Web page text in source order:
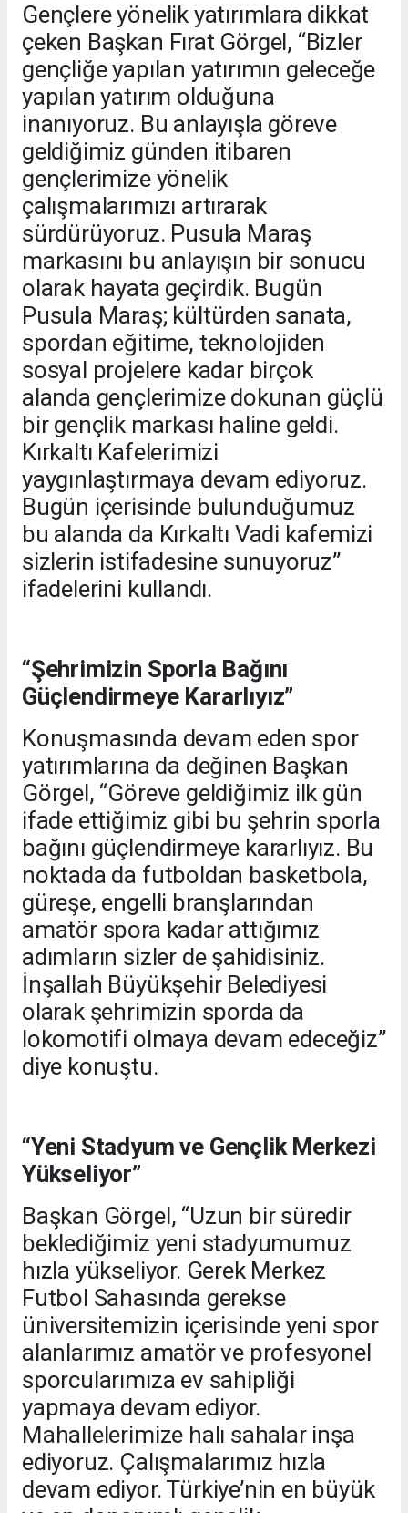
Gençlere yönelik yatırımlara dikkat
çeken Başkan Fırat Görgel, “Bizler
gençliğe yapılan yatırımın geleceğe
yapılan yatırım olduğuna
inanıyoruz. Bu anlayışla göreve
geldiğimiz günden itibaren
gençlerimize yönelik
çalışmalarımızı artırarak
sürdürüyoruz. Pusula Maraş
markasını bu anlayışın bir sonucu
olarak hayata geçirdik. Bugün
Pusula Maraş; kültürden sanata,
spordan eğitime, teknolojiden
sosyal projelere kadar birçok
alanda gençlerimize dokunan güçlü
bir gençlik markası haline geldi.
Kırkaltı Kafelerimizi
yaygınlaştırmaya devam ediyoruz.
Bugün içerisinde bulunduğumuz
bu alanda da Kırkaltı Vadi kafemizi
sizlerin istifadesine sunuyoruz”
ifadelerini kullandı.
“Şehrimizin Sporla Bağını
Güçlendirmeye Kararlıyız”
Konuşmasında devam eden spor
yatırımlarına da değinen Başkan
Görgel, “Göreve geldiğimiz ilk gün
ifade ettiğimiz gibi bu şehrin sporla
bağını güçlendirmeye kararlıyız. Bu
noktada da futboldan basketbola,
güreşe, engelli branşlarından
amatör spora kadar attığımız
adımların sizler de şahidisiniz.
İnşallah Büyükşehir Belediyesi
olarak şehrimizin sporda da
lokomotifi olmaya devam edeceğiz”
diye konuştu.
“Yeni Stadyum ve Gençlik Merkezi
Yükseliyor”
Başkan Görgel, “Uzun bir süredir
beklediğimiz yeni stadyumumuz
hızla yükseliyor. Gerek Merkez
Futbol Sahasında gerekse
üniversitemizin içerisinde yeni spor
alanlarımız amatör ve profesyonel
sporcularımıza ev sahipliği
yapmaya devam ediyor.
Mahallelerimize halı sahalar inşa
ediyoruz. Çalışmalarımız hızla
devam ediyor. Türkiye’nin en büyük